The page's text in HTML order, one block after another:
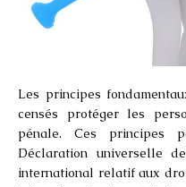
Les principes
censés protéger les
pénale. Ces principes
Déclaration universelle
international relatif aux